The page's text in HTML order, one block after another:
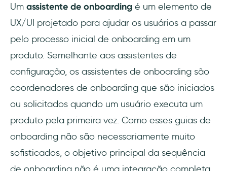
Um assistente de onboarding é um elemento de
UX/UI projetado para ajudar os usuários a passar
pelo processo inicial de onboarding em um
produto. Semelhante aos assistentes de
configuração, os assistentes de onboarding são
coordenadores de onboarding que são iniciados
ou solicitados quando um usuário executa um
produto pela primeira vez. Como esses guias de
onboarding não são necessariamente muito
sofisticados, o objetivo principal da sequência